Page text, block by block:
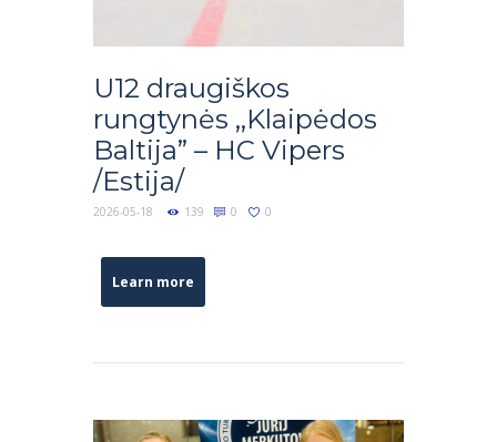
U12 draugiškos
rungtynės ,,Klaipėdos
Baltija” – HC Vipers
/Estija/
2026-05-18 139 0 0
Learn more